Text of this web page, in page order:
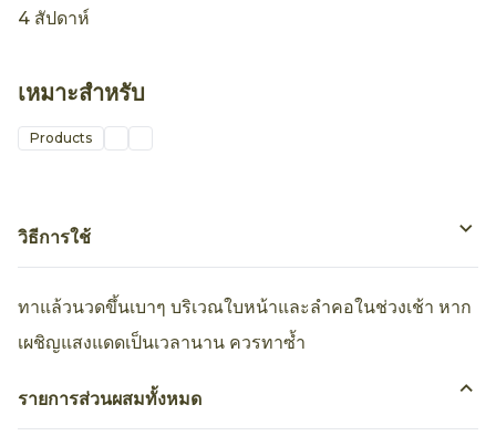
4 สัปดาห์
เหมาะสำหรับ
Products
วิธีการใช้
ทาแล้วนวดขึ้นเบาๆ บริเวณใบหน้าและลำคอในช่วงเช้า หาก
เผชิญแสงแดดเป็นเวลานาน ควรทาซ้ำ
รายการส่วนผสมทั้งหมด